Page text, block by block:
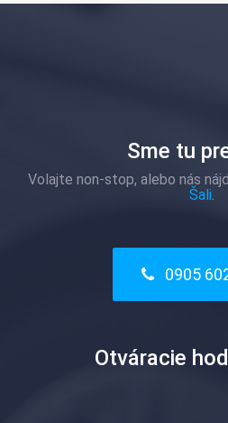
Sme tu
Volajte non-stop, alebo nás
Šali.
0905
Otváracie